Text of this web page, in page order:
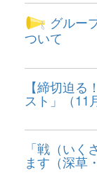
グルー
ついて
【締切迫
スト」（11
「戦（い
ます（深草